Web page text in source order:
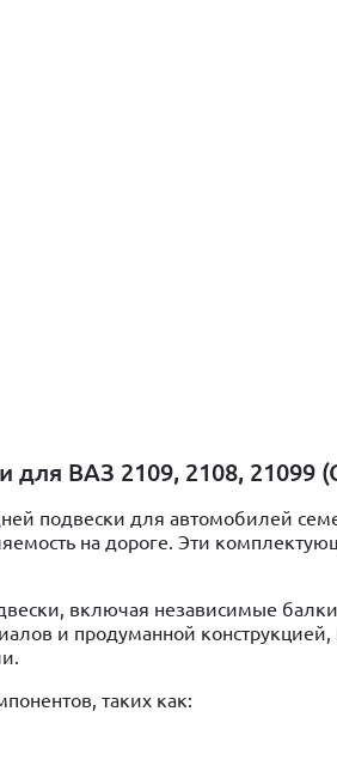
для ВАЗ 2109, 2108, 21099
подвески для автомобилей
на дороге. Эти
включая независимые
и продуманной конструкцией,
таких как: